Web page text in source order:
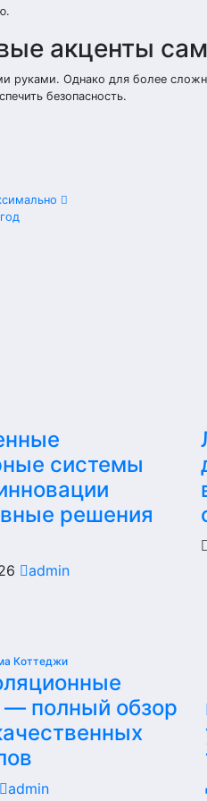
акценты
руками. Однако для более
безопасность.
системы
решения
admin
Коттеджи
полный обзор
admin